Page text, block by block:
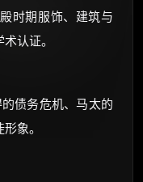
时期服饰、建筑与
认证。
债务危机、马太的
象。